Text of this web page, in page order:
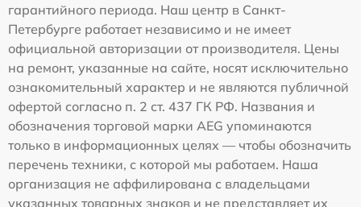
гарантийного периода. Наш центр в Санкт-
Петербурге работает независимо и не имеет
официальной авторизации от производителя. Цены
на ремонт, указанные на сайте, носят исключительно
ознакомительный характер и не являются публичной
офертой согласно п. 2 ст. 437 ГК РФ. Названия и
обозначения торговой марки AEG упоминаются
только в информационных целях — чтобы обозначить
перечень техники, с которой мы работаем. Наша
организация не аффилирована с владельцами
указанных товарных знаков и не представляет их